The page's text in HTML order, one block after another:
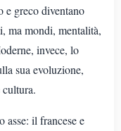
e greco diventano
ma mondi, mentalità,
invece, lo
sua evoluzione,
cultura.
asse: il francese e